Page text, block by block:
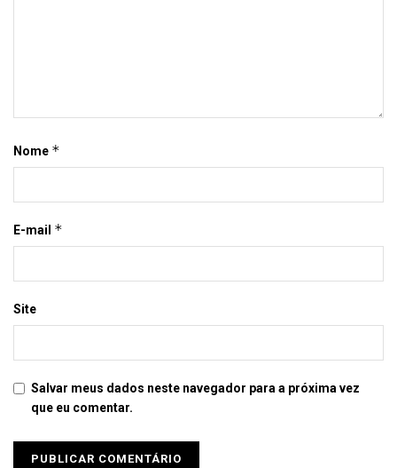
Nome *
E-mail *
Site
Salvar meus dados neste navegador para a próxima vez
que eu comentar.